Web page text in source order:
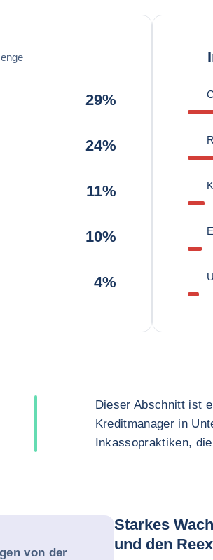
29%
24%
11%
10%
4%
Dieser Abschnitt ist
Kreditmanager in
Inkassopraktiken,
von der
Starkes
und den